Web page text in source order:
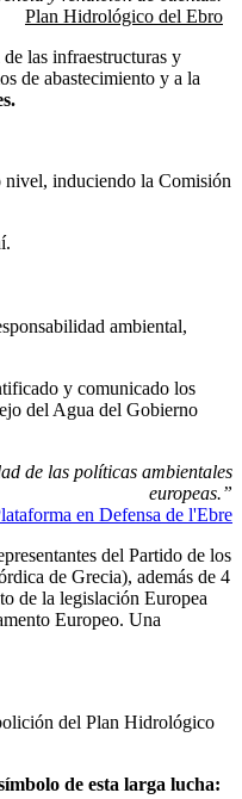
Plan Hidrológico del Ebro
las infraestructuras y
de abastecimiento y a la
nivel, induciendo la Comisión
ambiental,
y comunicado los
del Agua del Gobierno
de las políticas ambientales
europeas.”
en Defensa de l'Ebre
del Partido de los
de Grecia), además de 4
de la legislación Europea
Europeo. Una
del Plan Hidrológico
de esta larga lucha: